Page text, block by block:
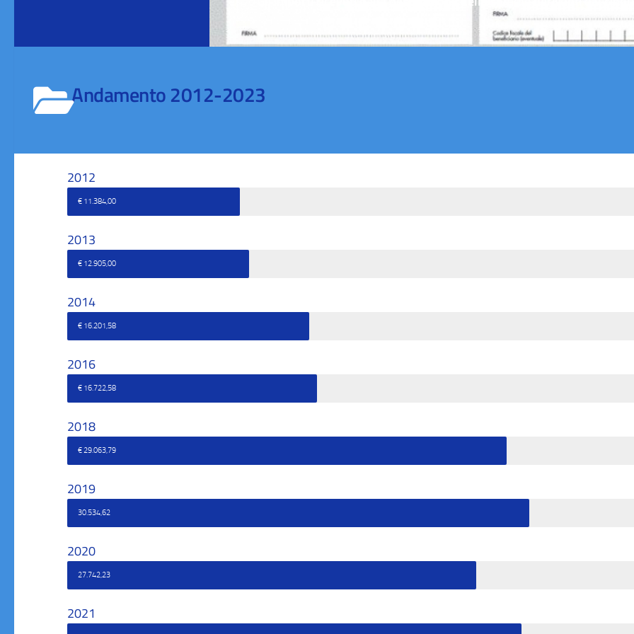
Andamento 2012-2023
2012
€ 11.384,00
2013
€ 12.905,00
2014
€ 16.201,58
2016
€ 16.722,58
2018
€ 29.063,79
2019
30.534,62
2020
27.742,23
2021